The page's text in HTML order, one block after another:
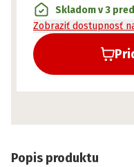
Skladom v 3
Zobraziť dostupnosť
Popis produktu